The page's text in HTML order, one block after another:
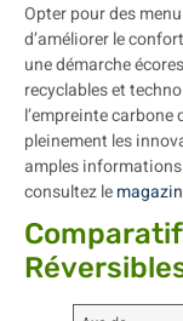
Opter pour des
d’améliorer le
une démarche
recyclables et
l’empreinte
pleinement les
amples
consultez le